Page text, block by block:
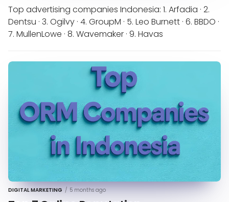
Top advertising companies Indonesia: 1. Arfadia · 2.
Dentsu · 3. Ogilvy · 4. GroupM · 5. Leo Burnett · 6. BBDO ·
7. MullenLowe · 8. Wavemaker · 9. Havas
DIGITAL MARKETING / 5 months ago